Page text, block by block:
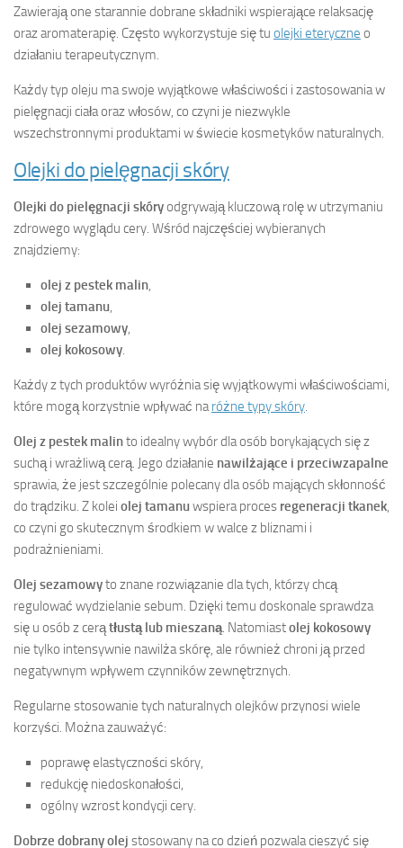
Zawierają one starannie dobrane składniki wspierające relaksację
oraz aromaterapię. Często wykorzystuje się tu olejki eteryczne o
działaniu terapeutycznym.
Każdy typ oleju ma swoje wyjątkowe właściwości i zastosowania w
pielęgnacji ciała oraz włosów, co czyni je niezwykle
wszechstronnymi produktami w świecie kosmetyków naturalnych.
Olejki do pielęgnacji skóry
Olejki do pielęgnacji skóryodgrywają kluczową rolę w utrzymaniu
zdrowego wyglądu cery. Wśród najczęściej wybieranych
znajdziemy:
olej z pestek malin,
olej tamanu,
olej sezamowy,
olej kokosowy.
Każdy z tych produktów wyróżnia się wyjątkowymi właściwościami,
które mogą korzystnie wpływać naróżne typy skóry.
Olej z pestek malinto idealny wybór dla osób borykających się z
suchą i wrażliwą cerą. Jego działanie nawilżające i przeciwzapalne
sprawia, że jest szczególnie polecany dla osób mających skłonność
do trądziku. Z kolei olej tamanuwspiera proces regeneracji tkanek,
co czyni go skutecznym środkiem w walce z bliznami i
podrażnieniami.
Olej sezamowyto znane rozwiązanie dla tych, którzy chcą
regulować wydzielanie sebum. Dzięki temu doskonale sprawdza
się u osób z cerątłustą lub mieszaną. Natomiastolej kokosowy
nie tylko intensywnie nawilża skórę, ale również chroni ją przed
negatywnym wpływem czynników zewnętrznych.
Regularne stosowanie tych naturalnych olejków przynosi wiele
korzyści. Można zauważyć:
poprawę elastyczności skóry,
redukcję niedoskonałości,
ogólny wzrost kondycji cery.
Dobrze dobrany olej stosowany na co dzień pozwala cieszyć się